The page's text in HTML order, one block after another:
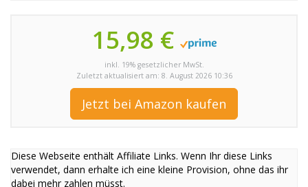
15,98 €
inkl. 19% gesetzlicher MwSt.
Zuletzt aktualisiert am: 8. August 2026 10:36
Jetzt bei Amazon kaufen
Diese Webseite enthält Affiliate Links. Wenn Ihr diese Links
verwendet, dann erhalte ich eine kleine Provision, ohne das ihr
dabei mehr zahlen müsst.